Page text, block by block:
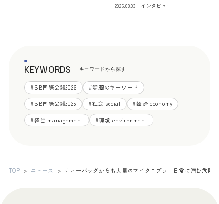
2026.08.03 インタビュー
KEYWORDS キーワードから探す
#SB国際会議2026 #話題のキーワード
#SB国際会議2025 #社会 social #経済 economy
#経営 management #環境 environment
TOP ニュース ティーバッグからも大量のマイクロプラ 日常に潜む危険